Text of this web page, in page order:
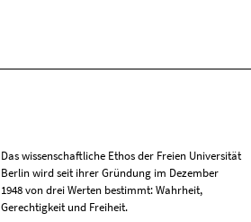
Das wissenschaftliche Ethos der Freien Universität
Berlin wird seit ihrer Gründung im Dezember
1948 von drei Werten bestimmt: Wahrheit,
Gerechtigkeit und Freiheit.